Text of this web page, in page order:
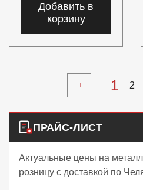
Добавить в
корзину
1 2
ПРАЙС-ЛИСТ
Актуальные цены на
розницу с доставкой по